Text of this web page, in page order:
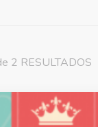
2 RESULTADOS